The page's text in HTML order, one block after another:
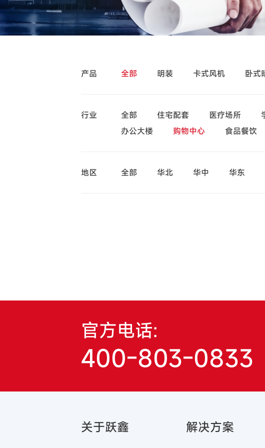
产品 全部 明装 卡式风机 卧式
行业 全部 住宅配套 医疗场所
办公大楼
购物中心 食品餐饮
地区 全部 华北 华中 华东
官方电话:
400-803-0833
关于跃鑫 解决方案